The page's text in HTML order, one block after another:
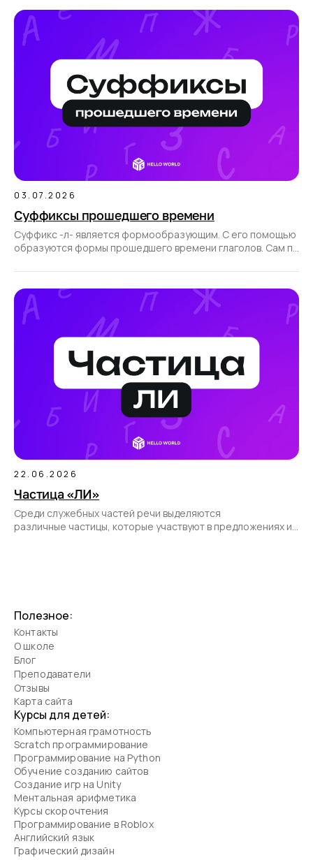
03.07.2026
Суффиксы прошедшего времени
Суффикс -л- является формообразующим. С его помощью
образуются формы прошедшего времени глаголов. Сам по
22.06.2026
Частица «ЛИ»
Среди служебных частей речи выделяются
различные частицы, которые участвуют в предложениях и
Полезное:
Контакты
О школе
Блог
Преподаватели
Отзывы
Карта сайта
Курсы для детей:
Компьютерная грамотность
Scratch программирование
Программирование на Python
Обучение созданию сайтов
Создание игр на Unity
Ментальная арифметика
Курсы скорочтения
Программирование в Roblox
Английский язык
Графический дизайн